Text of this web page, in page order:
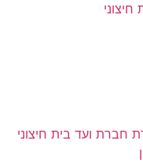
חברת ועד בית חיצוני